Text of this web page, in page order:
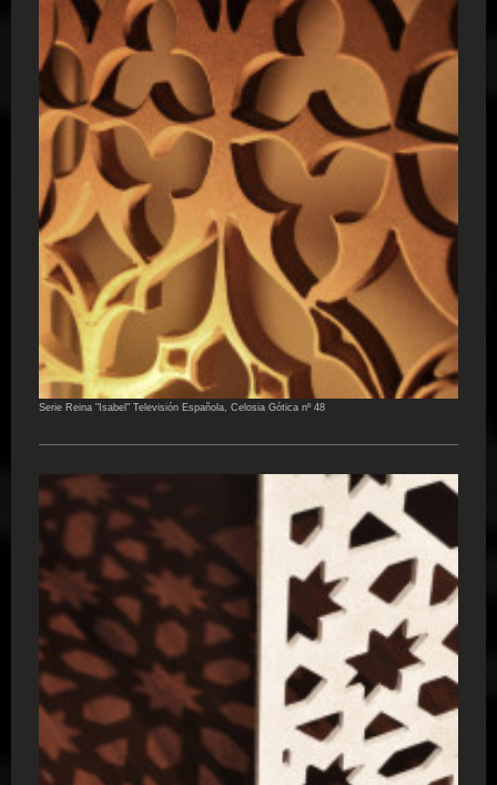
Serie Reina "Isabel" Televisión Española, Celosia Gótica nº 48